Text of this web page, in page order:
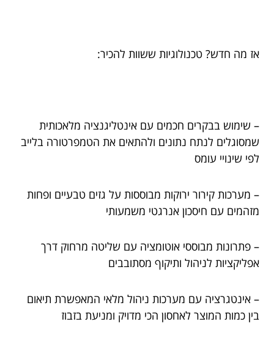
אז מה חדש? טכנולוגיות ששוות להכיר:
– שימוש בבקרים חכמים עם אינטליגנציה מלאכותית
שמסוגלים לנתח נתונים ולהתאים את הטמפרטורה בלייב
לפי שינויי עומס
– מערכות קירור ירוקות מבוססות על גזים טבעיים ופחות
מזהמים עם חיסכון אנרגטי משמעותי
– פתרונות מבוססי אוטומציה עם שליטה מרחוק דרך
אפליקציות לניהול ותיקוף מסתובבים
– אינטגרציה עם מערכות ניהול מלאי המאפשרת תיאום
בין כמות המוצר לאחסון הכי מדויק ומניעת בזבוז